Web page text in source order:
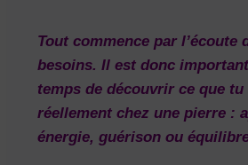
Tout commence par l’écoute
besoins. Il est donc
temps de découvrir ce que tu
réellement chez une pierre :
énergie, guérison ou